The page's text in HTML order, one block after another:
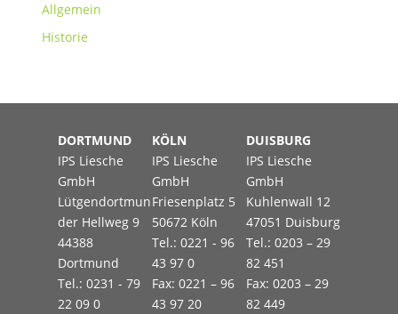
Allgemein
Historie
DORTMUND
IPS Liesche
GmbH
Lütgendortmun
der Hellweg 9
44388
Dortmund
Tel.: 0231 - 79
22 09 0
KÖLN
IPS Liesche
GmbH
Friesenplatz 5
50672 Köln
Tel.: 0221 - 96
43 97 0
Fax: 0221 – 96
43 97 20
DUISBURG
IPS Liesche
GmbH
Kuhlenwall 12
47051 Duisburg
Tel.: 0203 – 29
82 451
Fax: 0203 – 29
82 449